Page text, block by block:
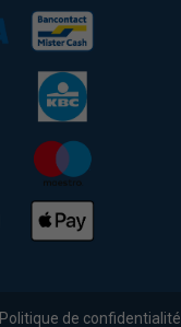
Politique de confidentialité